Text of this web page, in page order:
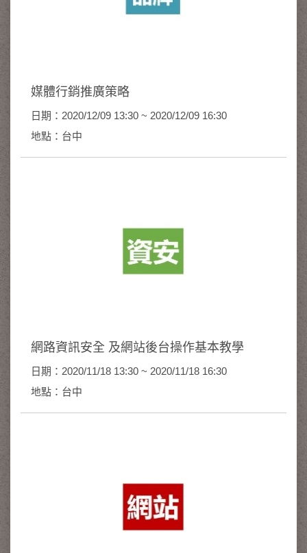
媒體行銷推廣策略
日期：2020/12/09 13:30 ~ 2020/12/09 16:30
地點：台中
網路資訊安全 及網站後台操作基本教學
日期：2020/11/18 13:30 ~ 2020/11/18 16:30
地點：台中